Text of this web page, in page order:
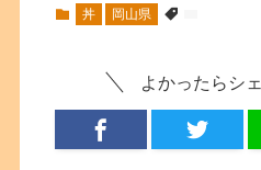
丼 岡山県
よかったらシ